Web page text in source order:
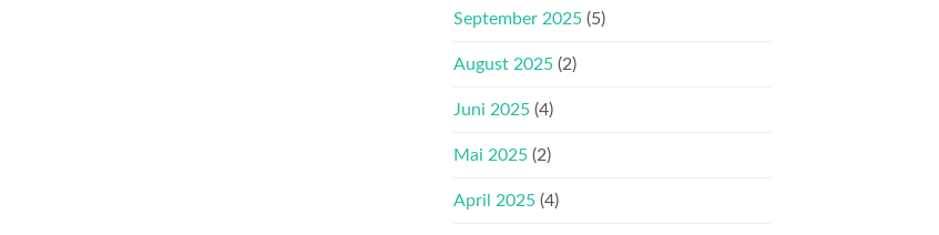
September 2025 (5)
August 2025 (2)
Juni 2025 (4)
Mai 2025 (2)
April 2025 (4)